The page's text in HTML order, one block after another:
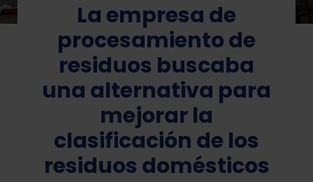
La empresa de
procesamiento de
residuos buscaba
una alternativa para
mejorar la
clasificación de los
residuos domésticos